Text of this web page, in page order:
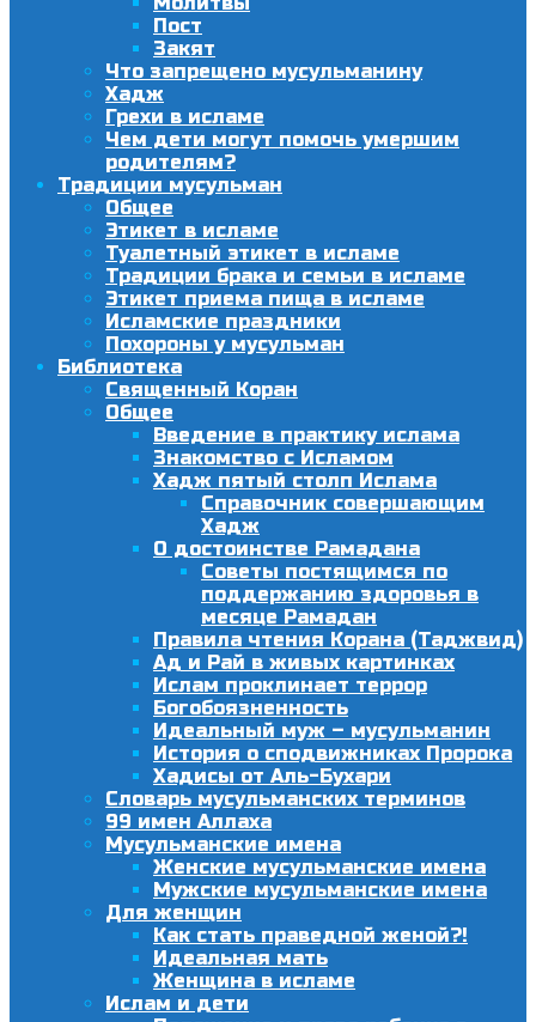
Пост
Закят
Что запрещено мусульманину
Хадж
Грехи в исламе
Чем дети могут помочь умершим
родителям?
Традиции мусульман
Общее
Этикет в исламе
Туалетный этикет в исламе
Традиции брака и семьи в исламе
Этикет приема пища в исламе
Исламские праздники
Похороны у мусульман
Библиотека
Священный Коран
Общее
Введение в практику ислама
Знакомство с Исламом
Хадж пятый столп Ислама
Справочник совершающим
Хадж
О достоинстве Рамадана
Советы постящимся по
поддержанию здоровья в
месяце Рамадан
Правила чтения Корана (Таджвид)
Ад и Рай в живых картинках
Ислам проклинает террор
Богобоязненность
Идеальный муж – мусульманин
История о сподвижниках Пророка
Хадисы от Аль-Бухари
Словарь мусульманских терминов
99 имен Аллаха
Мусульманские имена
Женские мусульманские имена
Мужские мусульманские имена
Для женщин
Как стать праведной женой?!
Идеальная мать
Женщина в исламе
Ислам и дети